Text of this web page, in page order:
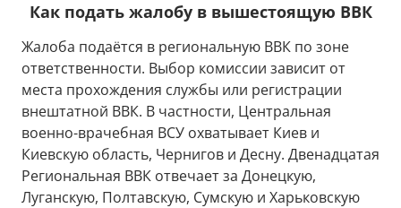
Как подать жалобу в вышестоящую ВВК
Жалоба подаётся в региональную ВВК по зоне
ответственности. Выбор комиссии зависит от
места прохождения службы или регистрации
внештатной ВВК. В частности, Центральная
военно-врачебная ВСУ охватывает Киев и
Киевскую область, Чернигов и Десну. Двенадцатая
Региональная ВВК отвечает за Донецкую,
Луганскую, Полтавскую, Сумскую и Харьковскую